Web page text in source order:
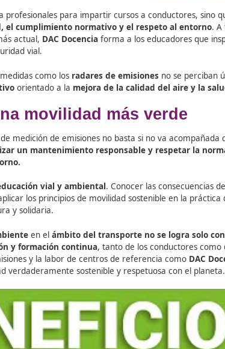
no someter el vehículo a un control
si se impide u obstaculiza una inspección oficial
, losvehículos altamente contaminantes
la necesidad de mantener los vehículos en
formar en
de movilidad más respetuoso con el
un referente nacional en la formación de
a profesionales para impartir cursos a
más actual,DAC Docenciaforma a los
seguridad vial.
mejora de la calidad
una movilidad más